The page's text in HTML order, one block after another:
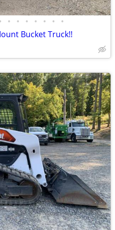
• • • • • • •
Bucket Truck!!